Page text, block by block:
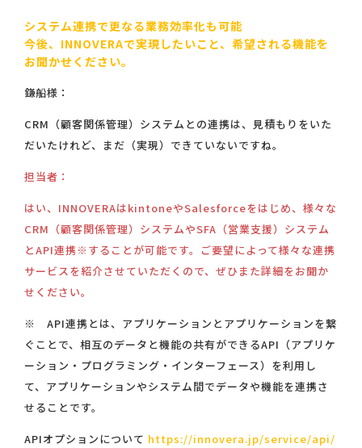
システム連携で更なる業務効率化も可能
今後、INNOVERAで実現したいこと、希望される機能を
お聞かせください。
鎌船様：
CRM（顧客関係管理）システムとの連携は、見積もりをいた
だいたけれど、まだ（実現）できていないですね。
担当者：
はい、INNOVERAはkintoneやSalesforceをはじめ、様々な
CRM（顧客関係管理）システムやSFA（営業支援）システム
とAPI連携※することが可能です。ご要望によって様々な連携
サービスを紹介させていただくので、ぜひまた詳細をお聞か
せください。
※ API連携とは、アプリケーションとアプリケーションを繋
ぐことで、相互のデータと機能の共有ができるAPI（アプリケ
ーション・プログラミング・インターフェース）を利用し
て、アプリケーションやシステム間でデータや機能を連携さ
せることです。
APIオプションについて https://innovera.jp/service/api/